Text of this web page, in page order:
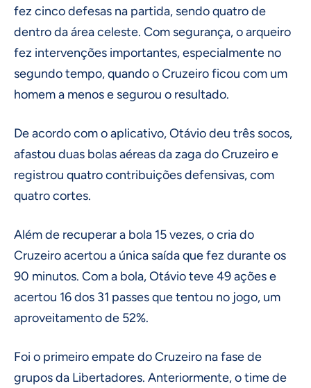
fez cinco defesas na partida, sendo quatro de
dentro da área celeste. Com segurança, o arqueiro
fez intervenções importantes, especialmente no
segundo tempo, quando o Cruzeiro ficou com um
homem a menos e segurou o resultado.
De acordo com o aplicativo, Otávio deu três socos,
afastou duas bolas aéreas da zaga do Cruzeiro e
registrou quatro contribuições defensivas, com
quatro cortes.
Além de recuperar a bola 15 vezes, o cria do
Cruzeiro acertou a única saída que fez durante os
90 minutos. Com a bola, Otávio teve 49 ações e
acertou 16 dos 31 passes que tentou no jogo, um
aproveitamento de 52%.
Foi o primeiro empate do Cruzeiro na fase de
grupos da Libertadores. Anteriormente, o time de